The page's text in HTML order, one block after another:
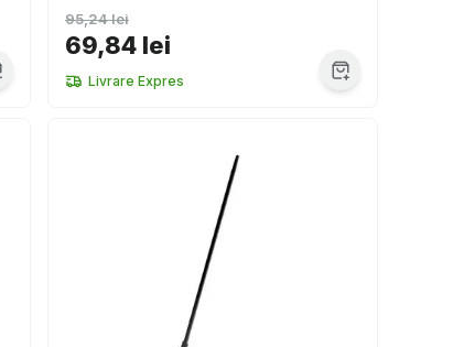
69,84 lei
95,24 lei
Livrare Expres